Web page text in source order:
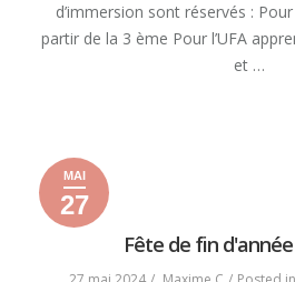
d’immersion sont réservés :
partir de la 3 ème Pour l’UFA
et …
27
mai
28
mai
MAI
27
2024
Fête de fin